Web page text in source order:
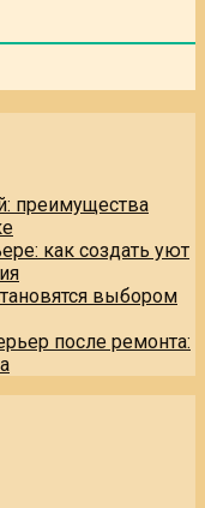
преимущества
как создать уют
выбором
после ремонта: